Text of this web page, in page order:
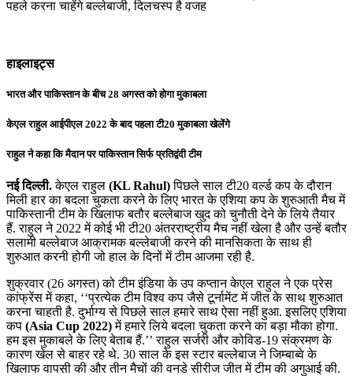
हाइलाइट्स
भारत और पाकिस्तान के बीच 28 अगस्त को होगा मुकाबला
केएल राहुल आईपीएल 2022 के बाद पहला टी20 मुकाबला खेलेंगे
राहुल ने कहा कि मैदान पर पाकिस्तान सिर्फ प्रतिद्वंदी टीम
नई दिल्ली.केएल राहुल (KL Rahul)पिछले साल टी20 वर्ल्ड कप के दौरान
मिली हार का बदला चुकता करने के लिए भारत के एशिया कप के शुरुआती मैच में
पाकिस्तानी टीम के खिलाफ बतौर बल्लेबाज खुद को चुनौती देने के लिये तैयार
हैं. राहुल ने 2022 में कोई भी टी20 अंतरराष्ट्रीय मैच नहीं खेला है और उन्हें बतौर
सलामी बल्लेबाज आक्रामक बल्लेबाजी करने की मानसिकता के साथ ही
शुरुआत करनी होगी जो हाल के दिनों में टीम आजमा रही है.
शुक्रवार (26 अगस्त) को टीम इंडिया के उप कप्तान केएल राहुल ने एक प्रेस
कांफ्रेंस में कहा, ‘‘प्रत्येक टीम विश्व कप जैसे टूर्नामेंट में जीत के साथ शुरुआत
करना चाहती है. दुर्भाग्य से पिछले साल हमारे साथ ऐसा नहीं हुआ. इसलिए एशिया
कप (Asia Cup 2022)में हमारे लिये बदला चुकता करने का बड़ा मौका होगा.
हम इस मुकाबले के लिए बेताब हैं.’’ राहुल सर्जरी और कोविड-19 संक्रमण के
कारण खेल से बाहर रहे थे. 30 साल के इस स्टार बल्लेबाज ने जिम्बाब्वे के
खिलाफ वापसी की और तीन मैचों की वनडे सीरीज जीत में टीम की अगुआई की.